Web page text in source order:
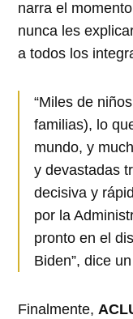
narra el
nunca les
a todos los
“Miles de
familias), lo
mundo, y
y devastadas
decisiva y
por la
pronto en el
Biden”, dice
Finalmente,